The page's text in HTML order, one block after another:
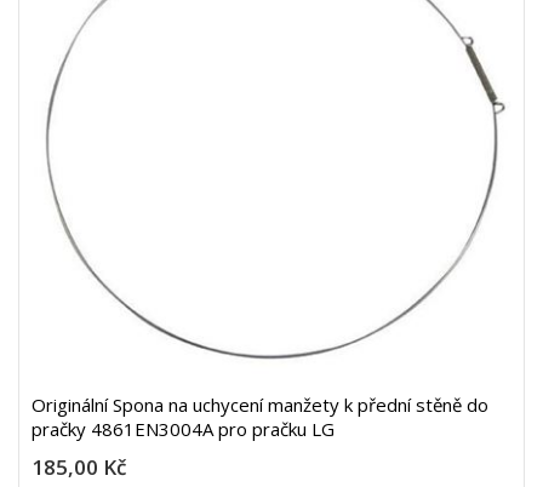
Originální Spona na uchycení manžety k přední stěně do
pračky 4861EN3004A pro pračku LG
185,00 Kč